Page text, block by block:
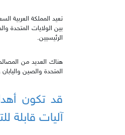
تعيد المملكة العربية
بين الولايات المتحدة
الرئيسيين.
هناك العديد من
المتحدة والصين
قد تكون
آليات قابلة